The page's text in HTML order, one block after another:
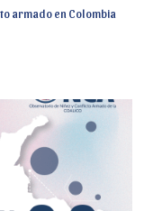
armado en Colombia